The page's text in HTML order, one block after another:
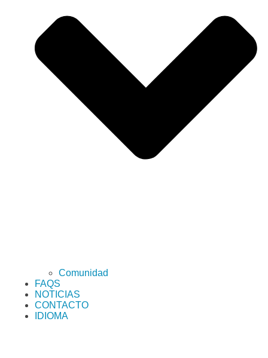
Comunidad
FAQS
NOTICIAS
CONTACTO
IDIOMA